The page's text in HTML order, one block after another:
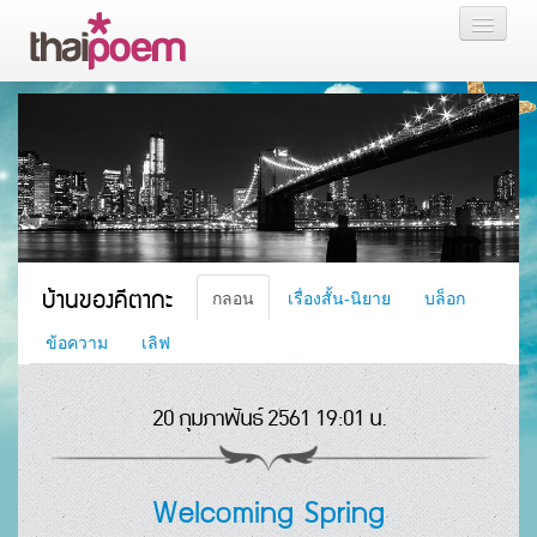
เรื่องสั้น นิยาย
บล็อก
สมาชิก
หน้าส่วนตัว
บ้านของคีตากะ กลอน เรื่องสั้น-นิยาย
บล็อก
ข้อความ
เลิฟ
20 กุมภาพันธ์ 2561 19:01 น.
Welcoming Spring